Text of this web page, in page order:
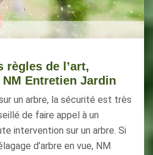
règles de l’art,
Entretien Jardin
un arbre, la sécurité est très
de faire appel à un
intervention sur un arbre. Si
d’arbre en vue, NM